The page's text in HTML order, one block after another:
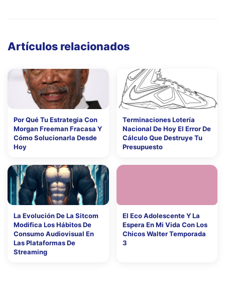
Artículos relacionados
Por Qué Tu Estrategia Con
Morgan Freeman Fracasa Y
Cómo Solucionarla Desde
Hoy
Terminaciones Lotería
Nacional De Hoy El Error De
Cálculo Que Destruye Tu
Presupuesto
La Evolución De La Sitcom
Modifica Los Hábitos De
Consumo Audiovisual En
Las Plataformas De
Streaming
El Eco Adolescente Y La
Espera En Mi Vida Con Los
Chicos Walter Temporada
3